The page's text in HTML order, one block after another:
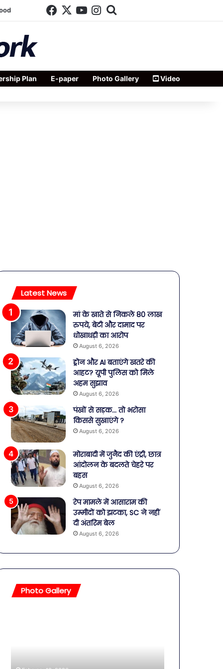
Facebook
X YouTube
Instagram
Search for
Plan E-paper Photo Gallery Video
Latest News
मां के खाते से निकले 80 लाख
रुपये, बेटी और दामाद पर
धोखाधड़ी का आरोप
August 6, 2026
ड्रोन और AI बताएंगे खतरे की
आहट? यूपी पुलिस को मिले
अहम सुझाव
August 6, 2026
पंखों से सड़क… तो भरोसा
किससे सुखाएंगे ?
August 6, 2026
मोराबादी में जुनैद की एंट्री, छात्र
आंदोलन के बदलते चेहरे पर
बहस
August 6, 2026
रेप मामले में आसाराम की
उम्मीदों को झटका, SC ने नहीं
दी अंतरिम बेल
August 6, 2026
Photo Gallery